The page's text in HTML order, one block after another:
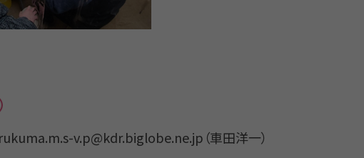
v.p@kdr.biglobe.ne.jp（車田洋一）